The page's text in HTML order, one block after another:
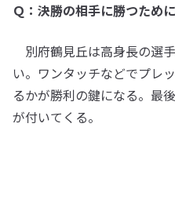
Ｑ：決勝の相手に勝つため
別府鶴見丘は高身長の選
い。ワンタッチなどでプレ
るかが勝利の鍵になる。最
が付いてくる。